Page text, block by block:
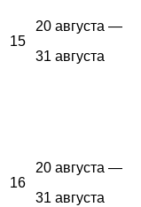
15
20 августа —
31 августа
16
20 августа —
31 августа